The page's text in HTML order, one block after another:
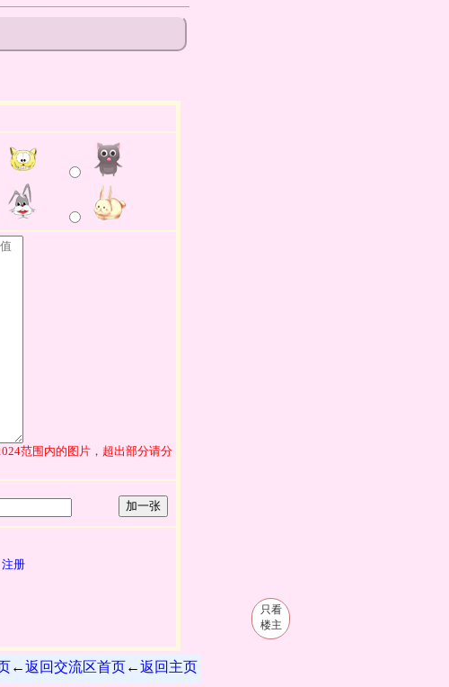
范围内的图片，超出部分请分
加一张
注册
←返回交流区首页←返回主页
只看
楼主